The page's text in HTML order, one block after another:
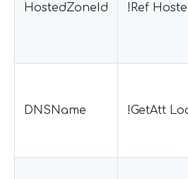
HostedZoneId !Ref
DNSName !GetAtt